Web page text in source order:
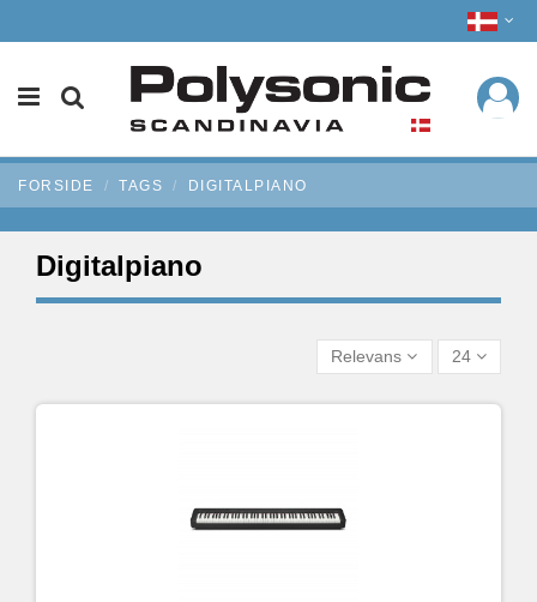
FORSIDE TAGS DIGITALPIANO
Digitalpiano
Relevans 24